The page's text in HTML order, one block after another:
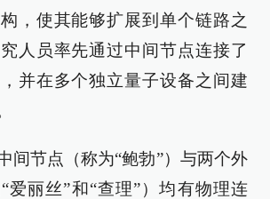
，使其能够扩展到单个链路之
人员率先通过中间节点连接了
并在多个独立量子设备之间建
间节点（称为“鲍勃”）与两个外
爱丽丝”和“查理”）均有物理连